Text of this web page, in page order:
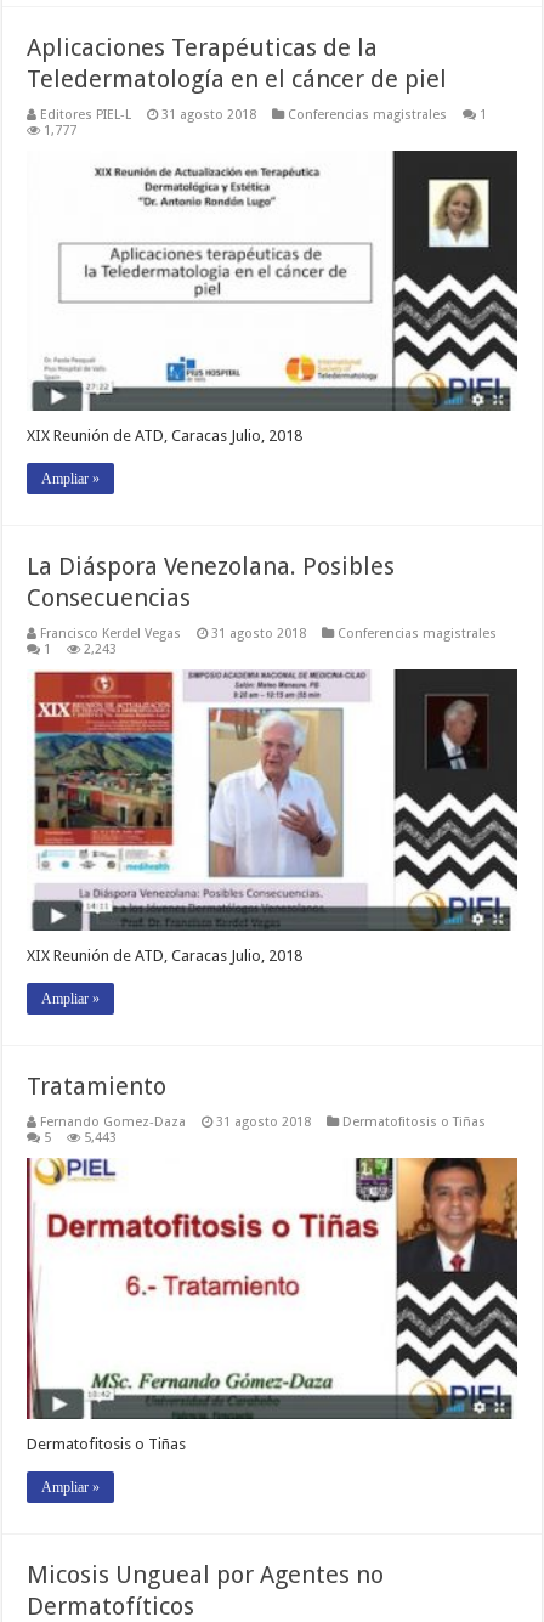
Aplicaciones Terapéuticas de la
Teledermatología en el cáncer de piel
Editores PIEL-L 31 agosto 2018 Conferencias magistrales
1
1,777
XIX Reunión de ATD, Caracas Julio, 2018
Ampliar »
La Diáspora Venezolana. Posibles
Consecuencias
Francisco Kerdel Vegas 31 agosto 2018
Conferencias magistrales
1
2,243
XIX Reunión de ATD, Caracas Julio, 2018
Ampliar »
Tratamiento
Fernando Gomez-Daza 31 agosto 2018
Dermatofitosis o Tiñas
5
5,443
Dermatofitosis o Tiñas
Ampliar »
Micosis Ungueal por Agentes no
Dermatofíticos